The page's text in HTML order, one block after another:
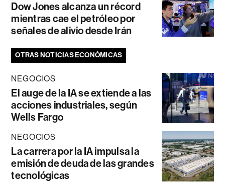
Dow Jones alcanza un récord
mientras cae el petróleo por
señales de alivio desde Irán
OTRAS NOTICIAS ECONÓMICAS
NEGOCIOS
El auge de la IA se extiende a las
acciones industriales, según
Wells Fargo
NEGOCIOS
La carrera por la IA impulsa la
emisión de deuda de las grandes
tecnológicas